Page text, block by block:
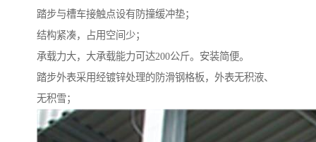
踏步与槽车接触点设有防撞缓冲垫；
结构紧凑，占用空间少；
承载力大，大承载能力可达200公斤。安装简便。
踏步外表采用经镀锌处理的防滑钢格板，外表无积液、
无积雪；